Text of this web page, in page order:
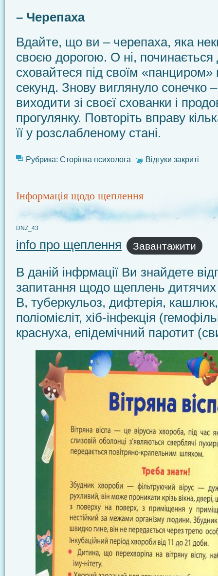
– Черепаха
Вдайте, що ви – черепаха, яка
своєю дорогою. О ні, починається
сховайтеся під своїм «панциром»
секунд. Знову виглянуло сонечко
виходити зі своєї схованки і
прогулянку. Повторіть вправу
її у розслабленому стані.
Рубрика: Сторінка психолога Відгуки закриті
Інформація щодо щеплення
DNZ_43
info про щеплення Завантажити
В даній інфрмації Ви знайдете
запитання щодо щеплень дитячих
В, туберкульоз, дифтерія,
поліомієліт, хіб-інфекція
краснуха, епідемічний паротит